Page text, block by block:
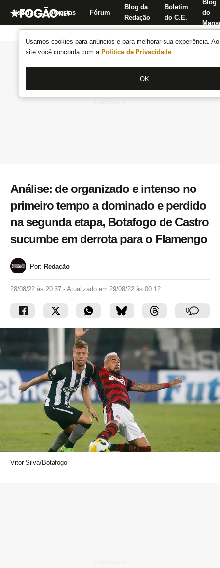
Usamos cookies para anúncios e para melhorar sua experiência.
site você concorda com a Política de Privacidade .
OK
Notícias Apostas Fórum
Blog da
Redação
Boletim
do C.E.
Blog
do
Análise: de organizado e intenso no
primeiro tempo a dominado e perdido
na segunda etapa, Botafogo de Castro
sucumbe em derrota para o Flamengo
Por: Redação
28/08/22 às 20:37 - Atualizado em 29/08/22 às 00:12
0
Vitor Silva/Botafogo